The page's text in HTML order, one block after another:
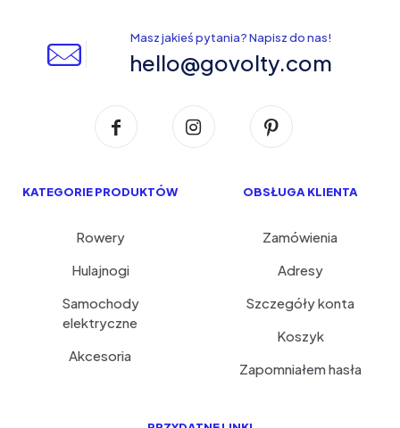
Masz jakieś pytania? Napisz do nas!
hello@govolty.com
KATEGORIE PRODUKTÓW
Rowery
Hulajnogi
Samochody
elektryczne
Akcesoria
OBSŁUGA KLIENTA
Zamówienia
Adresy
Szczegóły konta
Koszyk
Zapomniałem hasła